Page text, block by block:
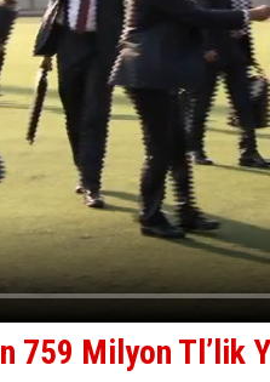
759 Milyon Tl’lik